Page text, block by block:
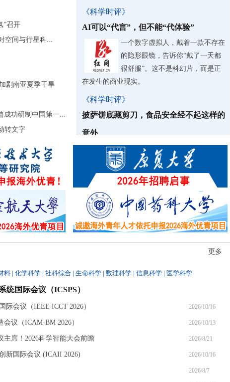
”召开
空间与行星科...
剧南亚夏季干旱
成功研制中国第一...
转文字
《科学时评》
AI可以“代言”，但不能“代体验”
一个数字虚拟人，戴着一款不存在
的隐形眼镜，告诉你“戴了一天都
很舒服”。这不是科幻片，而是正
在发生的商业现实。
《科学时评》
披萨饼底藏剪刀，食品安全经不起这样的
意外
据江苏新闻报道，近日，“女子花
40元买山姆披萨吃出108元剪刀”的
话题冲上热搜。
更多
料 | 化学科学 | 社科综合 | 生命科学 | 数理科学 | 信息科学 | 医学科学
统国际会议（ICSPS）
际会议（IEEE ICCT 2026） 2026/10/16
议（ICAM-BM 2026） 2026/10/13
主席！2026科学智能大会前瞻 2026/8/21
新国际会议 (ICAII 2026) 2026/10/16
2026/8/7